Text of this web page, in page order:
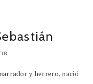
y herrero, nació